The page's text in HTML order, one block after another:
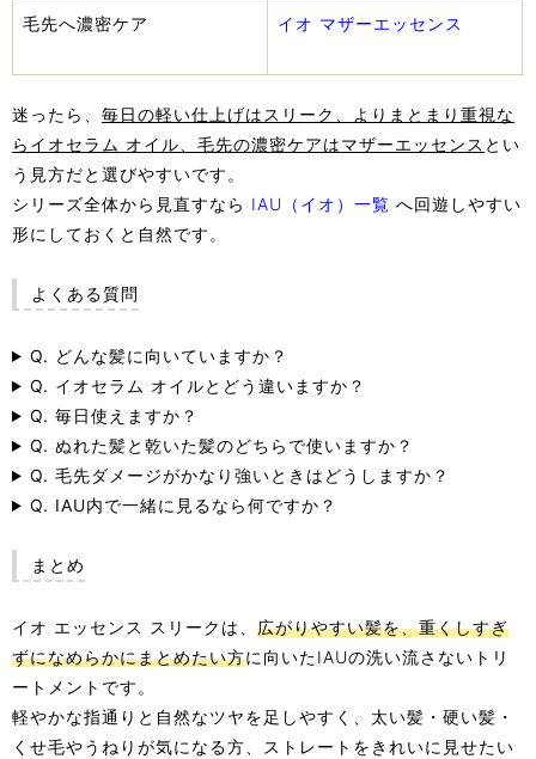
毛先へ濃密ケア イオ マザーエッセンス
迷ったら、 毎日の軽い仕上げはスリーク、よりまとまり重視な
らイオセラム オイル、毛先の濃密ケアはマザーエッセンス とい
う見方だと選びやすいです。
シリーズ全体から見直すなら IAU（イオ）一覧 へ回遊しやすい
形にしておくと自然です。
よくある質問
Q. どんな髪に向いていますか？
Q. イオセラム オイルとどう違いますか？
Q. 毎日使えますか？
Q. ぬれた髪と乾いた髪のどちらで使いますか？
Q. 毛先ダメージがかなり強いときはどうしますか？
Q. IAU内で一緒に見るなら何ですか？
まとめ
イオ エッセンス スリークは、 広がりやすい髪を、重くしすぎ
ずになめらかにまとめたい方に向いたIAUの洗い流さないトリ
ートメントです。
軽やかな指通りと自然なツヤを足しやすく、太い髪・硬い髪・
くせ毛やうねりが気になる方、ストレートをきれいに見せたい